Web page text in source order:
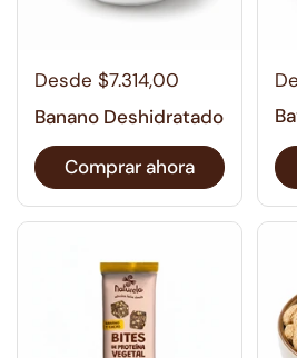
Desde $7.314,00
Banano Deshidratado
Comprar ahora